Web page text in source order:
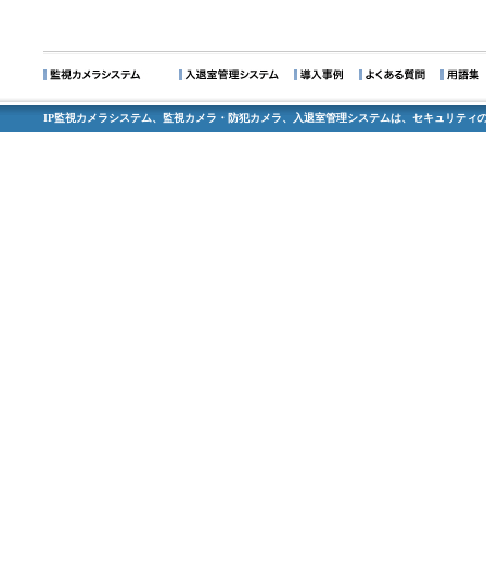
IP監視カメラシステム、監視カメラ・防犯カメラ、入退室管理システムは、セキュリティ